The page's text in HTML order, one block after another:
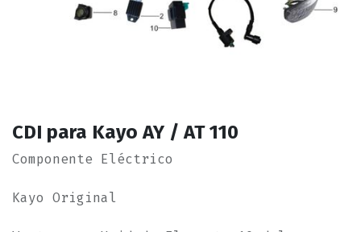
CDI para Kayo AY / AT 110
Componente Eléctrico
Kayo Original